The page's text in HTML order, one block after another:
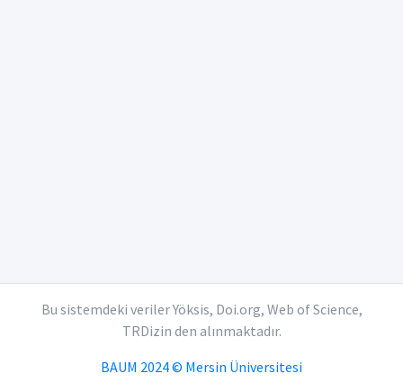
Bu sistemdeki veriler Yöksis, Doi.org, Web of Science,
TRDizin den alınmaktadır.
BAUM 2024 © Mersin Üniversitesi